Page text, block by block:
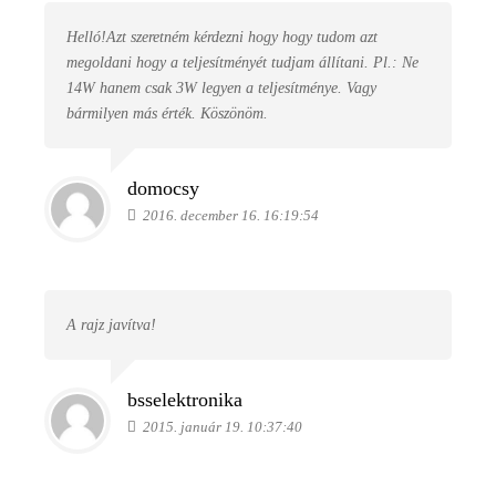
Helló!Azt szeretném kérdezni hogy hogy tudom azt
megoldani hogy a teljesítményét tudjam állítani. Pl.: Ne
14W hanem csak 3W legyen a teljesítménye. Vagy
bármilyen más érték. Köszönöm.
domocsy
2016. december 16. 16:19:54
A rajz javítva!
bsselektronika
2015. január 19. 10:37:40